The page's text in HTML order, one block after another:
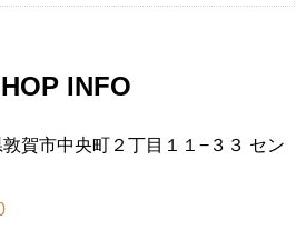
INFO
賀市中央町２丁目１１−３３ セン